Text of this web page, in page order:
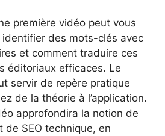
première vidéo peut vous
des mots-clés avec
et comment traduire ces
éditoriaux efficaces. Le
servir de repère pratique
de la théorie à l’application.
approfondira la notion de
de SEO technique, en